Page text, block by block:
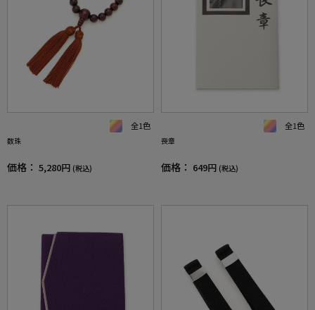
全1色
数珠
価格： 5,280円 (税込)
全1色
喪章
価格： 649円 (税込)